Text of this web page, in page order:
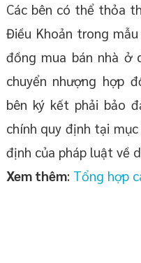
Các bên có thể thỏa
Điều Khoản trong
đồng mua bán nhà ở
chuyển nhượng hợp
bên ký kết phải bảo
chính quy định tại
định của pháp luật về
Xem thêm: Tổng hợp